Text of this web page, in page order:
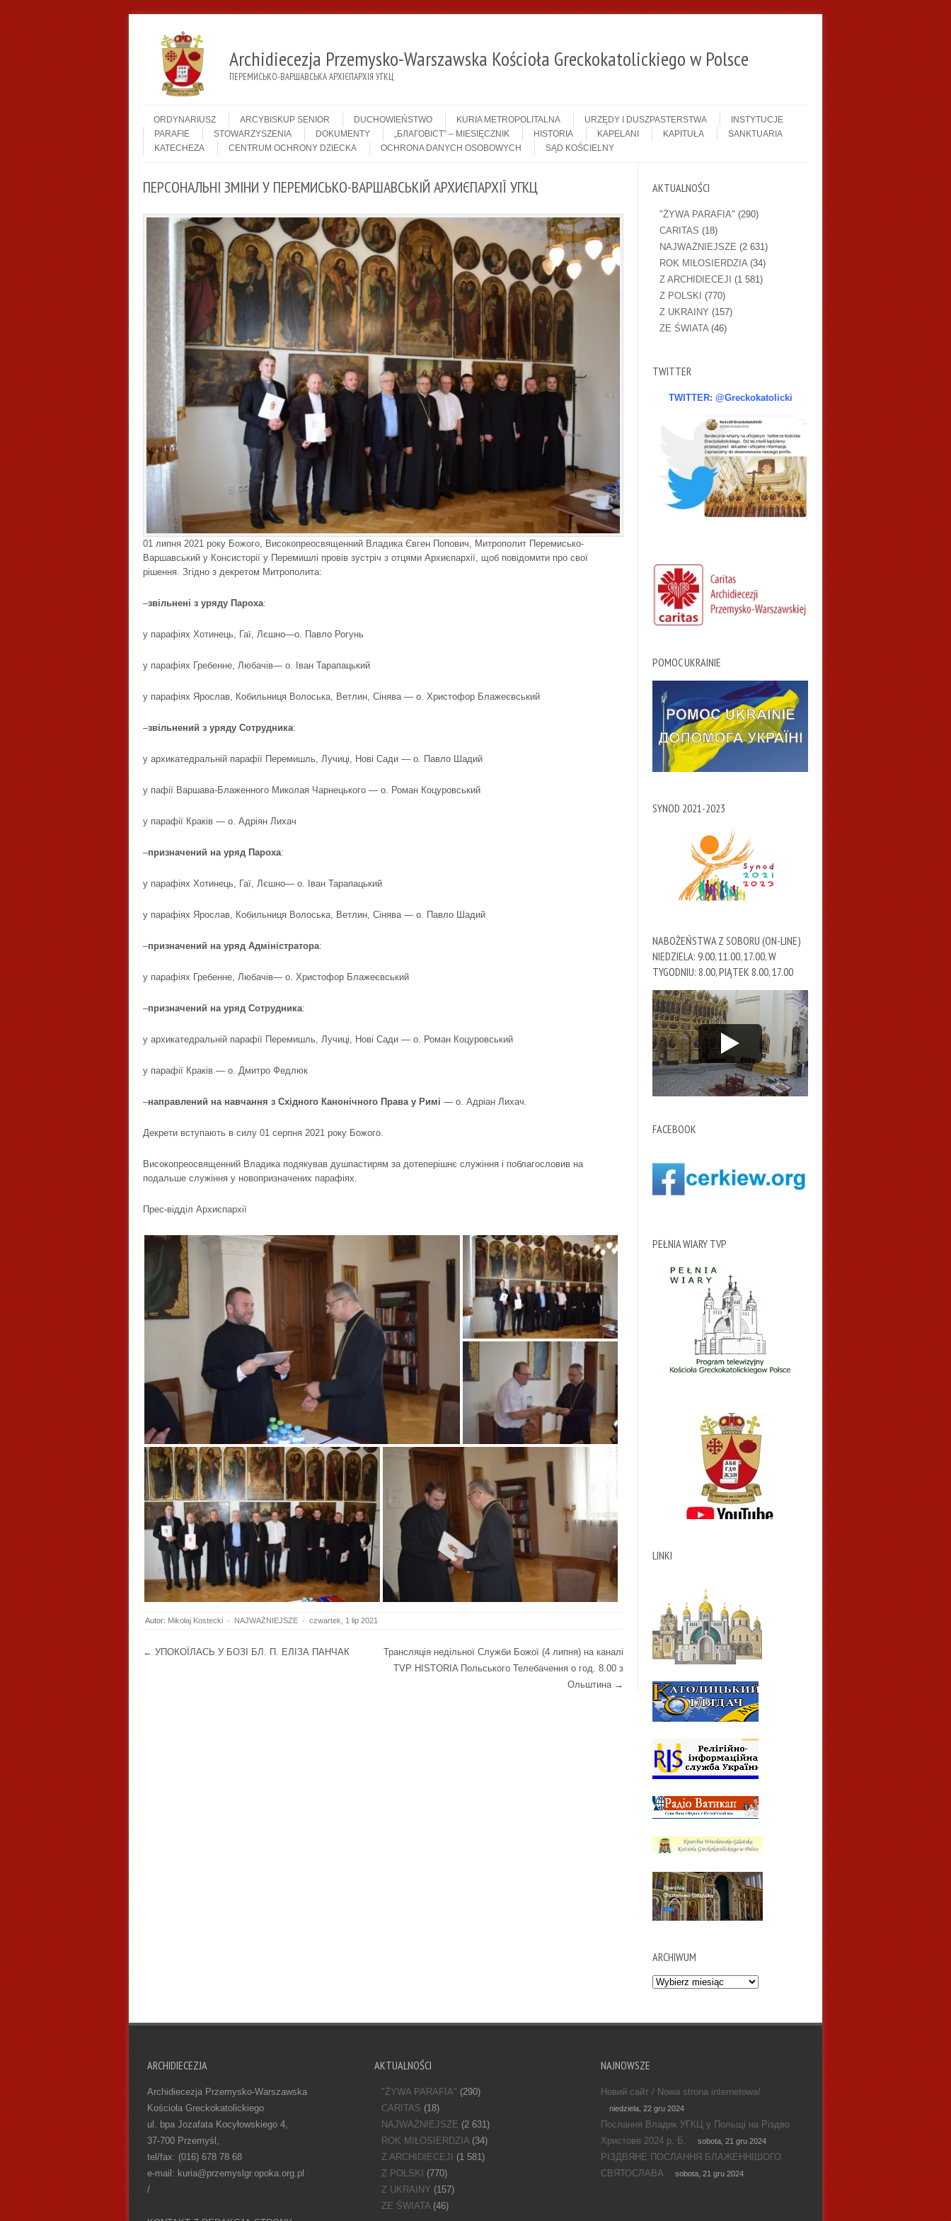
Archidiecezja Przemysko-Warszawska Kościoła Greckokatolickiego w Polsce
ПЕРЕМИСЬКО-ВАРШАВСЬКА АРХІЄПАРХІЯ УГКЦ
Menu
ORDYNARIUSZ
ARCYBISKUP SENIOR DUCHOWIEŃSTWO KURIA METROPOLITALNA URZĘDY I DUSZPASTERSTWA
INSTYTUCJE
PARAFIE
STOWARZYSZENIA DOKUMENTY „БЛАГОВІСТ” – MIESIĘCZNIK HISTORIA KAPELANI KAPITUŁA
SANKTUARIA
KATECHEZA
CENTRUM OCHRONY DZIECKA OCHRONA DANYCH OSOBOWYCH SĄD KOŚCIELNY
ПЕРСОНАЛЬНІ ЗМІНИ У ПЕРЕМИСЬКО-ВАРШАВСЬКІЙ АРХИЄПАРХІЇ УГКЦ
01 липня 2021 року Божого, Високопреосвященний Владика Євген Попович, Митрополит Перемисько-
Варшавський у Консисторії у Перемишлі провів зустріч з отцями Архиєпархії, щоб повідомити про свої
рішення. Згідно з декретом Митрополита:
–звільнені з уряду Пароха:
у парафіях Хотинець, Гаї, Лєшно—о. Павло Рогунь
у парафіях Гребенне, Любачів— о. Іван Тарапацький
у парафіях Ярослав, Кобильниця Волоська, Ветлин, Сінява — о. Христофор Блажеєвський
–звільнений з уряду Сотрудника:
у архикатедральній парафії Перемишль, Лучиці, Нові Сади — о. Павло Шадий
у пафії Варшава-Блаженного Миколая Чарнецького — о. Роман Коцуровський
у парафії Краків — о. Адріян Лихач
–призначений на уряд Пароха:
у парафіях Хотинець, Гаї, Лєшно— о. Іван Тарапацький
у парафіях Ярослав, Кобильниця Волоська, Ветлин, Сінява — о. Павло Шадий
–призначений на уряд Адміністратора:
у парафіях Гребенне, Любачів— о. Христофор Блажеєвський
–призначений на уряд Сотрудника:
у архикатедральній парафії Перемишль, Лучиці, Нові Сади — о. Роман Коцуровський
у парафії Краків — о. Дмитро Федлюк
–направлений на навчання з Східного Канонічного Права у Римі — о. Адріан Лихач.
Декрети вступають в силу 01 серпня 2021 року Божого.
Високопреосвященний Владика подякував душпастирям за дотеперішнє служіння і поблагословив на
подальше служіння у новопризначених парафіях.
Прес-відділ Архиєпархії
Autor: Mikołaj Kostecki · NAJWAŻNIEJSZE · czwartek, 1 lip 2021
Post navigation
← УПОКОЇЛАСЬ У БОЗІ БЛ. П. ЕЛІЗА ПАНЧАК
Трансляція недільної Служби Божої (4 липня) на каналі
TVP HISTORIA Польського Телебачення о год. 8.00 з
Ольштина →
AKTUALNOŚCI
"ŻYWA PARAFIA" (290)
CARITAS (18)
NAJWAŻNIEJSZE (2 631)
ROK MIŁOSIERDZIA(34)
Z ARCHIDIECEJI (1 581)
Z POLSKI (770)
Z UKRAINY (157)
ZE ŚWIATA(46)
TWITTER
TWITTER: @Greckokatolicki
POMOC UKRAINIE
SYNOD 2021-2023
NABOŻEŃSTWA Z SOBORU (ON-LINE)
NIEDZIELA: 9.00, 11.00, 17.00, W
TYGODNIU: 8.00, PIĄTEK 8.00, 17.00
FACEBOOK
PEŁNIA WIARY TVP
LINKI
ARCHIWUM
Archiwum
ARCHIDIECEZJA
Archidiecezja Przemysko-Warszawska
Kościoła Greckokatolickiego
ul. bpa Jozafata Kocyłowskiego 4,
37-700 Przemyśl,
tel/fax: (016) 678 78 68
e-mail: kuria@przemyslgr.opoka.org.pl
/
AKTUALNOŚCI
"ŻYWA PARAFIA" (290)
CARITAS (18)
NAJWAŻNIEJSZE (2 631)
ROK MIŁOSIERDZIA(34)
Z ARCHIDIECEJI
(1 581)
Z POLSKI
(770)
Z UKRAINY (157)
ZE ŚWIATA(46)
NAJNOWSZE
Новий сайт / Nowa strona internetowa!
niedziela, 22 gru 2024
Послання Владик УГКЦ у Польщі на Різдво
Христове 2024 р. Б.
sobota, 21 gru 2024
РІЗДВЯНЕ ПОСЛАННЯ БЛАЖЕННІШОГО
СВЯТОСЛАВА
sobota, 21 gru 2024